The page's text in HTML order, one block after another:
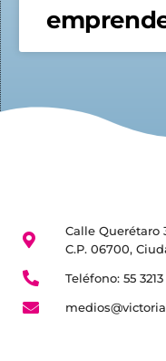
Calle Querétaro
C.P. 06700,
Teléfono: 55 3213